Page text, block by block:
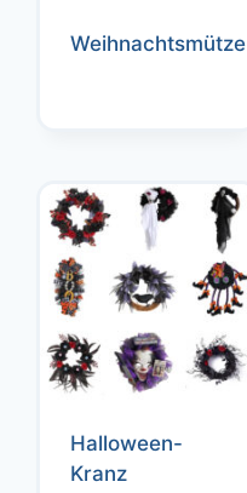
Weihnachtsmütze
Halloween-
Kranz